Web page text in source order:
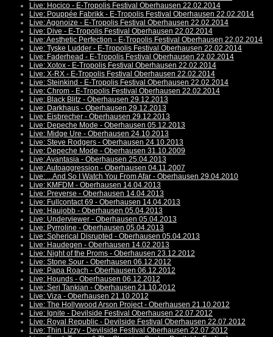
Live: Hocico - E-Tropolis Festival Oberhausen 22.02.2014
Live: Pouppée Fabrikk - E-Tropolis Festival Oberhausen 22.02.2014
Live: Agonoize - E-Tropolis Festival Oberhausen 22.02.2014
Live: Dive - E-Tropolis Festival Oberhausen 22.02.2014
Live: Aesthetic Perfection - E-Tropolis Festival Oberhausen 22.02.2014
Live: Tyske Ludder - E-Tropolis Festival Oberhausen 22.02.2014
Live: Faderhead - E-Tropolis Festival Oberhausen 22.02.2014
Live: Xotox - E-Tropolis Festival Oberhausen 22.02.2014
Live: X-RX - E-Tropolis Festival Oberhausen 22.02.2014
Live: Steinkind - E-Tropolis Festival Oberhausen 22.02.2014
Live: Chrom - E-Tropolis Festival Oberhausen 22.02.2014
Live: Black Blitz - Oberhausen 29.12.2013
Live: Darkhaus - Oberhausen 29.12.2013
Live: Eisbrecher - Oberhausen 29.12.2013
Live: Depeche Mode - Oberhausen 05.12.2013
Live: Midge Ure - Oberhausen 24.10.2013
Live: Steve Rodgers - Oberhausen 24.10.2013
Live: Depeche Mode - Oberhausen 31.10.2009
Live: Avantasia - Oberhausen 25.04.2013
Live: Autoaggression - Oberhausen 04.11.2007
Live: ...And So I Watch You From Afar - Oberhausen 29.04.2010
Live: KMFDM - Oberhausen 14.04.2013
Live: Preverse - Oberhausen 14.04.2013
Live: Fullcontact 69 - Oberhausen 14.04.2013
Live: Haujobb - Oberhausen 05.04.2013
Live: Underviewer - Oberhausen 05.04.2013
Live: Pyrroline - Oberhausen 05.04.2013
Live: Spherical Disrupted - Oberhausen 05.04.2013
Live: Haudegen - Oberhausen 14.02.2013
Live: Night of the Proms - Oberhausen 23.12.2012
Live: Stone Sour - Oberhausen 06.12.2012
Live: Papa Roach - Oberhausen 06.12.2012
Live: Hounds - Oberhausen 06.12.2012
Live: Serj Tankian - Oberhausen 21.10.2012
Live: Viza - Oberhausen 21.10.2012
Live: The Hollywood Arson Project - Oberhausen 21.10.2012
Live: Ignite - Devilside Festival Oberhausen 22.07.2012
Live: Royal Republic - Devilside Festival Oberhausen 22.07.2012
Live: Thin Lizzy - Devilside Festival Oberhausen 22.07.2012